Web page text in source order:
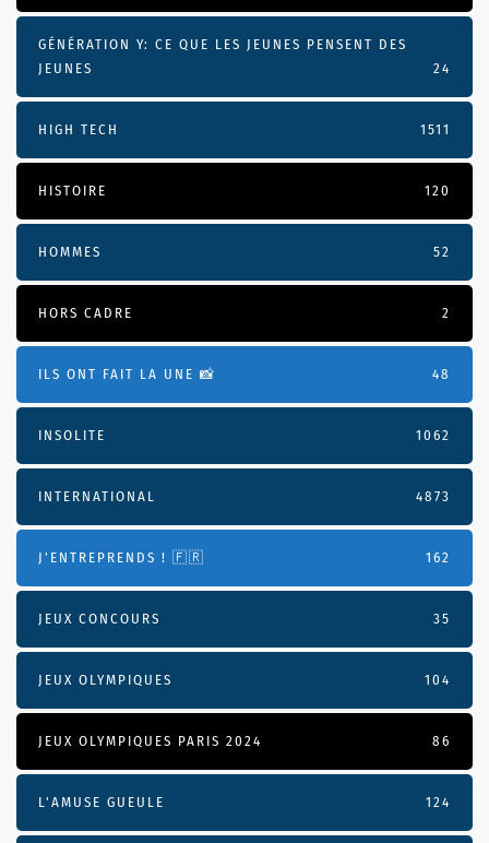
GÉNÉRATION Y: CE QUE LES JEUNES PENSENT DES
JEUNES
24
HIGH TECH 1511
HISTOIRE 120
HOMMES 52
HORS CADRE 2
ILS ONT FAIT LA UNE 📸 48
INSOLITE 1062
INTERNATIONAL 4873
J'ENTREPRENDS ! 🇫🇷 162
JEUX CONCOURS 35
JEUX OLYMPIQUES 104
JEUX OLYMPIQUES PARIS 2024 86
L'AMUSE GUEULE 124